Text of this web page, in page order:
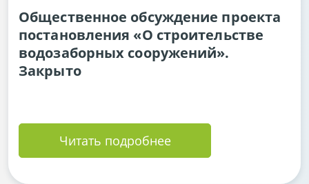
Общественное обсуждение проекта
постановления «О строительстве
водозаборных сооружений».
Закрыто
Читать подробнее